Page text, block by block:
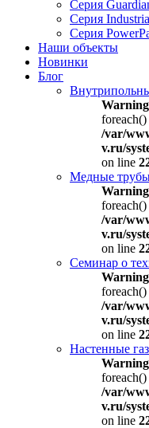
Серия
Серия
Серия
Наши объекты
Новинки
Блог
Warning
foreach()
/var/
v.ru/
on line
Медные
Warning
foreach()
/var/
v.ru/
on line
Семинар о
Warning
foreach()
/var/
v.ru/
on line
Настенные
Warning
foreach()
/var/
v.ru/
on line